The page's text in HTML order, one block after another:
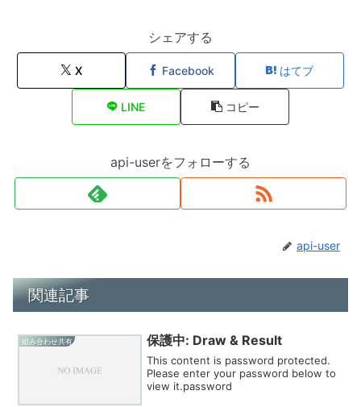
シェアする
X Facebook はてブ
LINE コピー
api-userをフォローする
api-user
関連記事
組み合わせ共有 保護中: Draw & Result
This content is password protected.
Please enter your password below to
view it.password